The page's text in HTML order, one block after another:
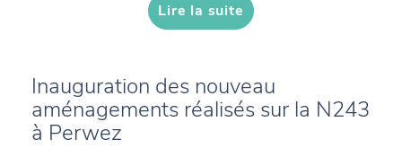
Lire la suite
Inauguration des nouveau
aménagements réalisés sur la N243
à Perwez